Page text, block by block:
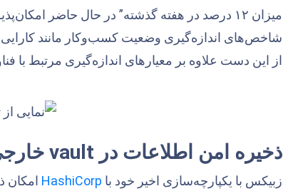
میزان ۱۲ درصد در هفته گذشته” در حال حاضر
شاخص‌های اندازه‌گیری وضعیت کسب‌وکار مانند
از این دست علاوه بر معیارهای اندازه‌گیری مرتبط با
ذخیره امن اطلاعات در vault
زبیکس با یکپارچه‌سازی اخیر خود با HashiCorp